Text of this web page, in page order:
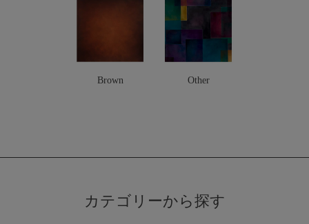
Brown Other
カテゴリーから探す